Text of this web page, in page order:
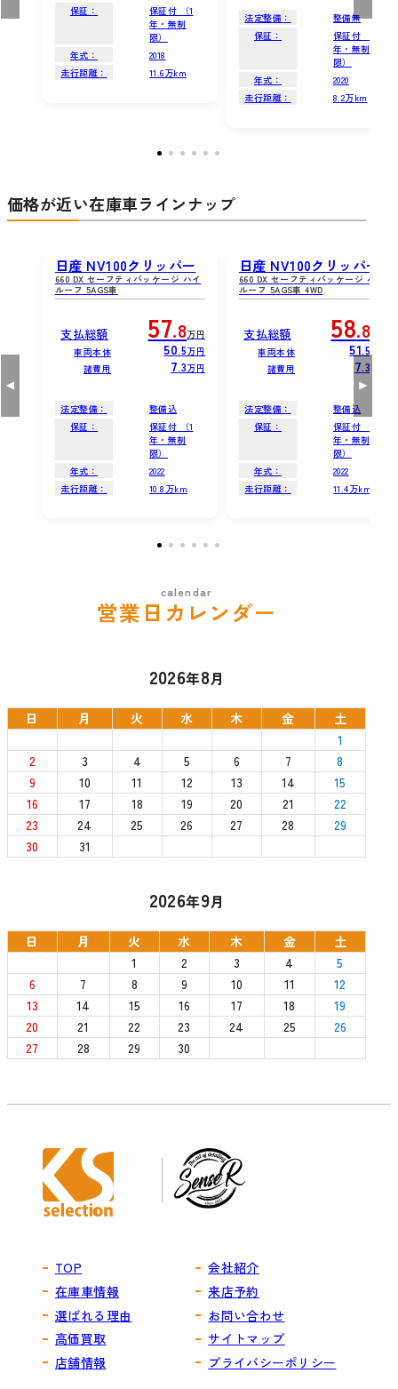
保証：
保証付 （1
年・無制
限）
年式：
2018
走行距離：
11.6万km
法定整備：
整備無
保証：
保証付 （1
年・無制
限）
年式：
2020
走行距離：
8.2万km
価格が近い在庫車ラインナップ
日産 NV100クリッパー
660 DX セーフティパッケージ ハイ
ルーフ 5AGS車
支払総額 57.8万円
車両本体
50.5万円
諸費用
7.3万円
法定整備：
整備込
保証：
保証付 （1
年・無制
限）
年式：
2022
走行距離：
10.8万km
日産 NV100クリッパー
660 DX セーフティパッケージ ハイ
ルーフ 5AGS車 4WD
支払総額 58.8
車両本体
51.5
諸費用
7 .3
法定整備：
整備込
保証：
保証付 （1
年・無制
限）
年式：
2022
走行距離：
11.4万km
営業日カレンダー
2026年8月
日 月 火 水 木 金
土
1
2
3 4 5 6 7
8
9
10 11 12 13 14
15
16
17 18 19 20 21
22
23
24 25 26 27 28
29
30
31
2026年9月
日 月 火 水 木 金
土
1
2 3 4
5
6
7 8 9 10 11
12
13
14 15 16 17 18
19
20
21 22 23 24 25
26
27
28 29 30
TOP
在庫車情報
選ばれる理由
高価買取
店舗情報
会社紹介
来店予約
お問い合わせ
サイトマップ
プライバシーポリシー